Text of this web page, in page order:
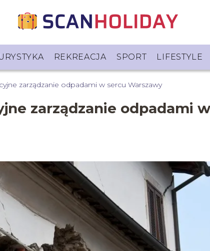
REKREACJA SPORT LIFESTYLE
zarządzanie odpadami w sercu Warszawy
zarządzanie odpadami w